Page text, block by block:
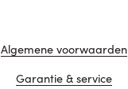
Algemene voorwaarden
Garantie & service